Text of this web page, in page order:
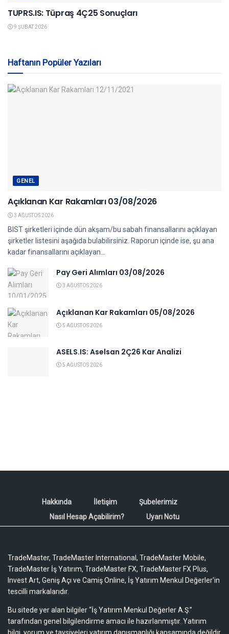
TUPRS.IS: Tüpraş 4Ç25 Sonuçları
9 ŞUBAT 2026
Haftanın Popüler Yazıları
GENEL
Açıklanan Kar Rakamları 03/08/2026
3 AĞUSTOS 2026
BIST şirketleri içinde dün akşam/bu sabah finansallarını açıklayan
şirketler listesini aşağıda bulabilirsiniz. Raporun içinde ise, şu ana
kadar finansallarını açıklayan...
Pay Geri Alımları 03/08/2026
3 AĞUSTOS 2026
Açıklanan Kar Rakamları 05/08/2026
5 AĞUSTOS 2026
ASELS.IS: Aselsan 2Ç26 Kar Analizi
5 AĞUSTOS 2026
Hakkında İletişim
Şubelerimiz
Nasıl Hesap Açabilirim?
Uyarı Notu
TradeMaster, TradeMaster International, TradeMaster Mobile,
TradeMaster İş Yatırım, TradeMaster FX, TradeMaster FX Plus,
Invest Art, Geniş Açı ve Camiş Online, İş Yatırım Menkul Değerler'in
tescilli markalarıdır.
Bu sitede yer alan bilgiler “İş Yatırım Menkul Değerler A.Ş.”
tarafından genel bilgilendirme amacı ile hazırlanmıştır. Yatırım